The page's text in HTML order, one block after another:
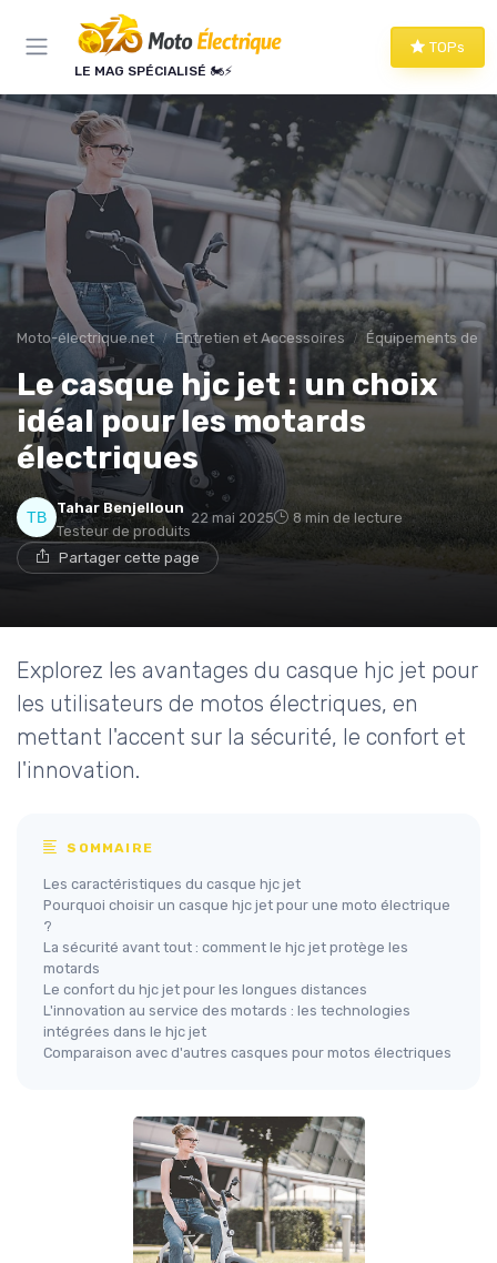
LE MAG SPÉCIALISÉ 🏍️⚡
TOPs
Moto-électrique.net Entretien et Accessoires Équipements de
Le casque hjc jet : un choix
idéal pour les motards
électriques
Tahar Benjelloun
Testeur de produits
22 mai 2025 8 min de lecture
Partager cette page
Explorez les avantages du casque hjc jet pour
les utilisateurs de motos électriques, en
mettant l'accent sur la sécurité, le confort et
l'innovation.
SOMMAIRE
Les caractéristiques du casque hjc jet
Pourquoi choisir un casque hjc jet pour une moto électrique
?
La sécurité avant tout : comment le hjc jet protège les
motards
Le confort du hjc jet pour les longues distances
L'innovation au service des motards : les technologies
intégrées dans le hjc jet
Comparaison avec d'autres casques pour motos électriques
Panneau de gestion des cookies